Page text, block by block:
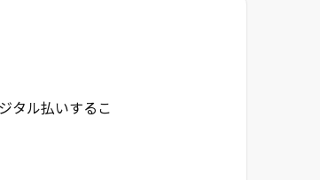
タル払いするこ